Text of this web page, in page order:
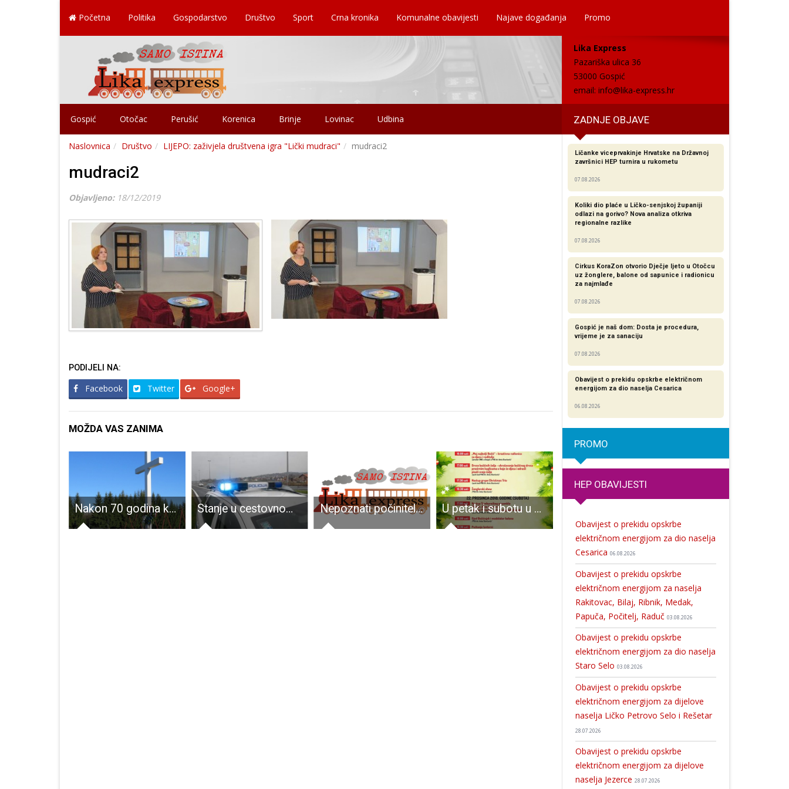
Početna Politika Gospodarstvo Društvo Sport Crna kronika Komunalne obavijesti Najave događanja Promo
Lika Express
Pazariška ulica 36
53000 Gospić
email: info@lika-express.hr
Gospić Otočac Perušić Korenica Brinje Lovinac Udbina ZADNJE OBJAVE
Naslovnica Društvo LIJEPO: zaživjela društvena igra "Lički mudraci" mudraci2
mudraci2
Objavljeno: 18/12/2019
PODIJELI NA:
Facebook Twitter Google+
MOŽDA VAS ZANIMA
Nakon 70 godina konačno dostojno posljednje počivalište žrtvama komunističkih zločina Stanje u cestovnom prometu tijekom proteklog vikenda Nepoznati počinitelj u Lovincu provalio u kolibu i otuđio sablju, vlasništvo 55-godišnjaka iz Gospića U petak i subotu u Gospiću se održava Zimski sajam
Ličanke viceprvakinje Hrvatske na Državnoj
završnici HEP turnira u rukometu
07.08.2026
Koliki dio plaće u Ličko-senjskoj županiji
odlazi na gorivo? Nova analiza otkriva
regionalne razlike​
07.08.2026
Cirkus KoraZon otvorio Dječje ljeto u Otočcu
uz žonglere, balone od sapunice i radionicu
za najmlađe
07.08.2026
Gospić je naš dom: Dosta je procedura,
vrijeme je za sanaciju
07.08.2026
Obavijest o prekidu opskrbe električnom
energijom za dio naselja Cesarica
06.08.2026
PROMO
HEP OBAVIJESTI
Obavijest o prekidu opskrbe
električnom energijom za dio naselja
Cesarica 06.08.2026
Obavijest o prekidu opskrbe
električnom energijom za naselja
Rakitovac, Bilaj, Ribnik, Medak,
Papuča, Počitelj, Raduč 03.08.2026
Obavijest o prekidu opskrbe
električnom energijom za dio naselja
Staro Selo 03.08.2026
Obavijest o prekidu opskrbe
električnom energijom za dijelove
naselja Ličko Petrovo Selo i Rešetar
28.07.2026
Obavijest o prekidu opskrbe
električnom energijom za dijelove
naselja Jezerce 28.07.2026